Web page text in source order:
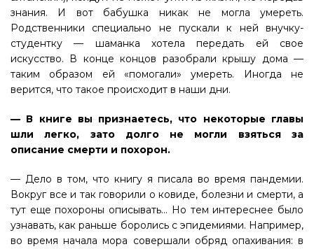
знания. И вот бабушка никак не могла умереть.
Родственники специально не пускали к ней внучку-
студентку — шаманка хотела передать ей свое
искусство. В конце концов разобрали крышу дома —
таким образом ей «помогали» умереть. Иногда не
верится, что такое происходит в наши дни.
— В книге вы признаетесь, что некоторые главы
шли легко, зато долго не могли взяться за
описание смерти и похорон.
— Дело в том, что книгу я писала во время пандемии.
Вокруг все и так говорили о ковиде, болезни и смерти, а
тут еще похороны описывать... Но тем интереснее было
узнавать, как раньше боролись с эпидемиями. Например,
во время начала мора совершали обряд опахивания: в